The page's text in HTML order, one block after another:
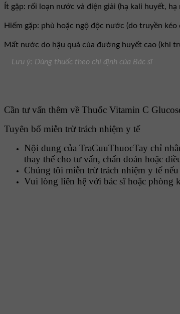
Ít gặp: rối loạn nước và điện giải (hạ kali huyết,
Hiếm gặp: phù hoặc ngộ độc nước (do truyền
Mất nước do hậu quả của đường huyết cao (khi
Lưu ý: Dùng thuốc theo chỉ định của Bác sĩ
Cần tư vấn thêm về Thuốc Vitamin C
Tuyên bố miễn trừ trách nhiệm y tế
Nội dung của TraCuuThuocTay chỉ
thay thế cho tư vấn, chẩn đoán hoặc
Chúng tôi miễn trừ trách nhiệm y tế
Vui lòng liên hệ với bác sĩ hoặc phòng